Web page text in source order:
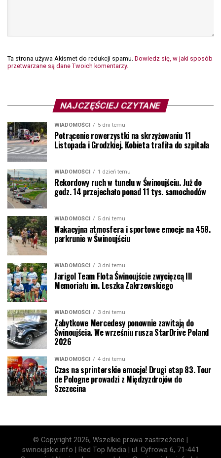
Ta strona używa Akismet do redukcji spamu. Dowiedz się, w jaki sposób
przetwarzane są dane Twoich komentarzy.
NAJCZĘŚCIEJ CZYTANE
WIADOMOŚCI 5 dni temu
Potrącenie rowerzystki na skrzyżowaniu 11
Listopada i Grodzkiej. Kobieta trafiła do szpitala
WIADOMOŚCI 1 dzień temu
Rekordowy ruch w tunelu w Świnoujściu. Już do
godz. 14 przejechało ponad 11 tys. samochodów
WIADOMOŚCI 5 dni temu
Wakacyjna atmosfera i sportowe emocje na 458.
parkrunie w Świnoujściu
WIADOMOŚCI 3 dni temu
Jarigol Team Flota Świnoujście zwycięzcą III
Memoriału im. Leszka Zakrzewskiego
WIADOMOŚCI 3 dni temu
Zabytkowe Mercedesy ponownie zawitają do
Świnoujścia. We wrześniu rusza StarDrive Poland
2026
WIADOMOŚCI 4 dni temu
Czas na sprinterskie emocje! Drugi etap 83. Tour
de Pologne prowadzi z Międzyzdrojów do
Szczecina
© Copyright 2026, Wszelkie prawa zastrzeżone |
swinoujskie.info | Red Top Media | ul. Cyfrowa 6, 71-441